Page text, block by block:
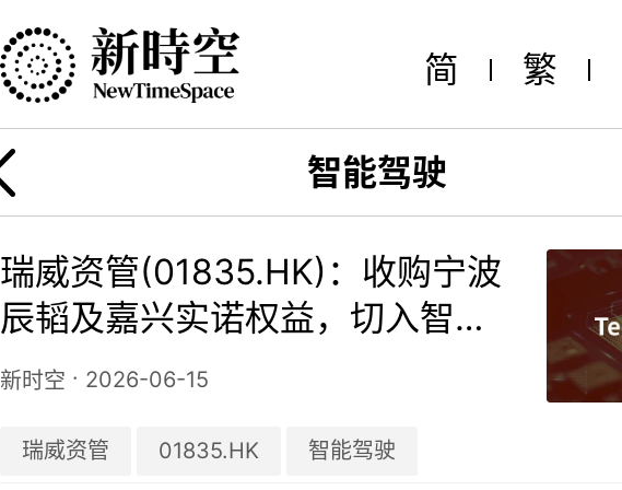
简 繁
智能驾驶
瑞威资管(01835.HK)：收购宁波
辰韬及嘉兴实诺权益，切入智能
驾驶领域
新时空 · 2026-06-15
瑞威资管 01835.HK 智能驾驶